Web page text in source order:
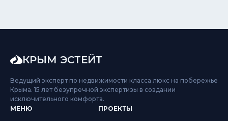
КРЫМ ЭСТЕЙТ
Ведущий эксперт по недвижимости класса люкс на побережье
Крыма. 15 лет безупречной экспертизы в создании
исключительного комфорта.
МЕНЮ
ПРОЕКТЫ